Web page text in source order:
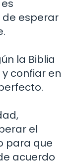
de esperar
la Biblia
confiar en
el
para que
acuerdo